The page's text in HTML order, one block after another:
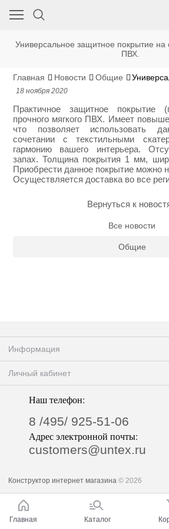
Универсальное защитное покрытие на
ПВХ.
Главная Новости Общие
18 ноября 2020
Практичное защитное покрытие
прочного мягкого ПВХ. Имеет
что позволяет использовать
сочетании с текстильными
гармонию вашего интерьера.
запах. Толщина покрытия 1 мм,
Приобрести данное покрытие можно
Осуществляется доставка во все
Вернуться к
Все новости
Общие
Информация
Личный кабинет
Наш телефон:
8 /495/ 925-51-06
Адрес электронной почты:
customers@untex.ru
Конструктор интернет магазина © 2026
Главная Каталог